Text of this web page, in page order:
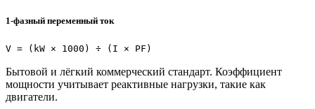
1-фазный переменный ток
V = (kW × 1000) ÷ (I × PF)
Бытовой и лёгкий коммерческий стандарт. Коэффициент
мощности учитывает реактивные нагрузки, такие как
двигатели.